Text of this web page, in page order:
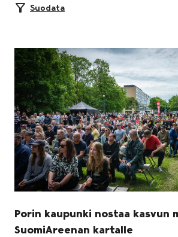
Suodata
Porin kaupunki nostaa kasvun
SuomiAreenan kartalle